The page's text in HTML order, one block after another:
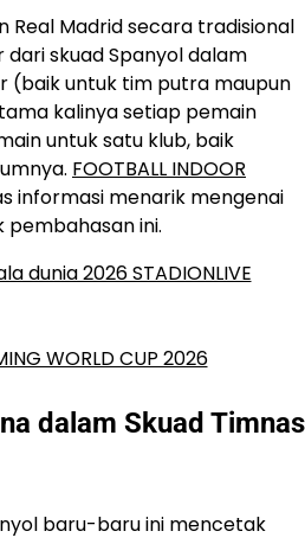
Real Madrid secara tradisional
skuad Spanyol dalam
(baik untuk tim putra maupun
kalinya setiap pemain
untuk satu klub, baik
FOOTBALL INDOOR
informasi menarik mengenai
pembahasan ini.
dalam Skuad Timnas
baru-baru ini mencetak